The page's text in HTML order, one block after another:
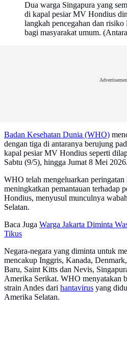
Dua warga Singapura yang
di kapal pesiar MV Hondius
langkah pencegahan dan
bagi masyarakat umum.
Badan Kesehatan Dunia (WHO)
dengan tiga di antaranya berujung
kapal pesiar MV Hondius seperti
Sabtu (9/5), hingga Jumat 8 Mei 2026.
WHO telah mengeluarkan peringatan
meningkatkan pemantauan terhadap
Hondius, menyusul munculnya
Selatan.
Baca Juga Warga Jakarta Diminta
Tikus
Negara-negara yang diminta untuk
mencakup Inggris, Kanada,
Baru, Saint Kitts dan Nevis,
Amerika Serikat. WHO menyatakan
strain Andes dari hantavirus yang
Amerika Selatan.